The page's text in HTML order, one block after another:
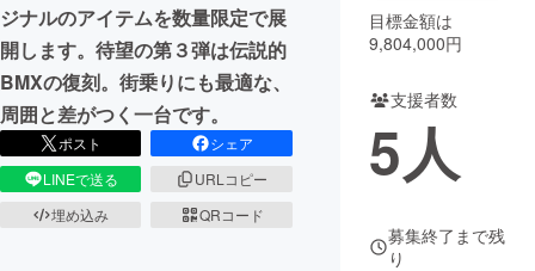
CAMPFIRE for Social Good
CAMPFIRE Creation
CAMPFIREふるさと納税machi-ya コミュニティ
ジナルのアイテムを数量限定で展
開します。待望の第３弾は伝説的
BMXの復刻。街乗りにも最適な、
周囲と差がつく一台です。
ポスト
シェア
LINEで送る
URLコピー
埋め込み
QRコード
目標金額は
9,804,000円
支援者数
5人
募集終了まで残
り